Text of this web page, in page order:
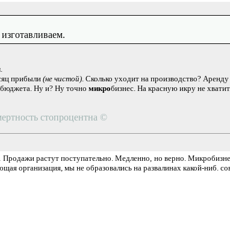
прибыли(не чистой). Сколько уходит на производство?
Ну и? Ну точно микробизнес. На красную икру не
стопроцентна ©
растут поступательно. Медленно, но верно.
организация, мы не образовались на развалинах какой-ниб.